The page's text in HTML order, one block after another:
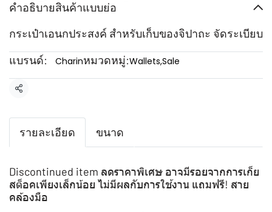
คำอธิบายสินค้าแบบย่อ
กระเป๋าเอนกประสงค์ สำหรับเก็บของจิปาถะ จัดระเบียบ
แบรนด์:
Charinหมวดหมู่:Wallets,Sale
แชร์
รายละเอียด ขนาด
Discontinued item ลดราคาพิเศษ อาจมีรอยจากการเก็ย
สต็อคเพียงเล็กน้อย ไม่มีผลกับการใช้งาน แถมฟรี! สาย
คล้องมือ